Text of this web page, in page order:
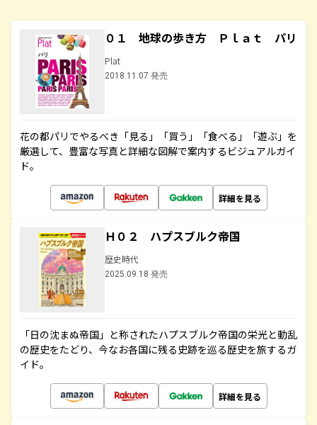
０１ 地球の歩き方 Ｐｌａｔ パリ
Plat
2018.11.07 発売
花の都パリでやるべき「見る」「買う」「食べる」「遊ぶ」を
厳選して、豊富な写真と詳細な図解で案内するビジュアルガイ
ド。
詳細を見る
Ｈ０２ ハプスブルク帝国
歴史時代
2025.09.18 発売
「日の沈まぬ帝国」と称されたハプスブルク帝国の栄光と動乱
の歴史をたどり、今なお各国に残る史跡を巡る歴史を旅するガ
イド。
詳細を見る